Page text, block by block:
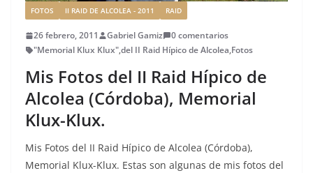
FOTOS II RAID DE ALCOLEA - 2011 RAID
26 febrero, 2011 Gabriel Gamiz
0 comentarios
"Memorial Klux Klux",del II Raid Hípico de Alcolea,Fotos
Mis Fotos del II Raid Hípico de
Alcolea (Córdoba), Memorial
Klux-Klux.
Mis Fotos del II Raid Hípico de Alcolea (Córdoba),
Memorial Klux-Klux. Estas son algunas de mis fotos del